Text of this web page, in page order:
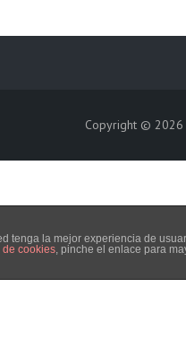
Copyright © 2026
tenga la mejor experiencia de
de cookies, pinche el enlace para